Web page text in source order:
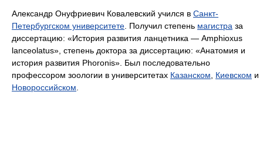
Александр Онуфриевич Ковалевский учился в Санкт-
Петербургском университете . Получил степень магистра за
диссертацию: «История развития ланцетника — Amphioxus
lanceolatus», степень доктора за диссертацию: «Анатомия и
история развития Phoronis». Был последовательно
профессором зоологии в университетах Казанском Киевском и
Новороссийском